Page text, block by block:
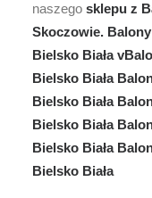
naszego sklepu z
Skoczowie.
Bielsko Biała
Bielsko Biała
Bielsko Biała
Bielsko Biała
Bielsko Biała
Bielsko Biała